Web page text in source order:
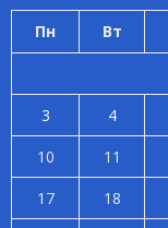
Пн Вт
3
4
10
11
17
18